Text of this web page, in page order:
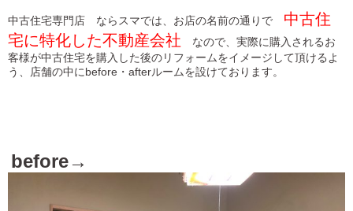
中古住宅専門店 ならスマでは、お店の名前の通りで 中古住
宅に特化した不動産会社
なので、実際に購入されるお
客様が中古住宅を購入した後のリフォームをイメージして頂けるよ
う、店舗の中にbefore・afterルームを設けております。
before→